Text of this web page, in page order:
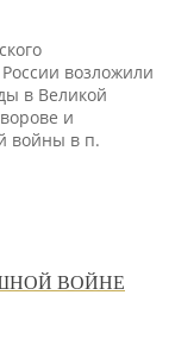
возложили
в Великой
и
войны в п.
ВОЙНЕ